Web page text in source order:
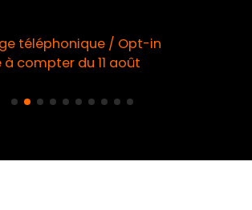
téléphonique / Opt-in
compter du 11 août